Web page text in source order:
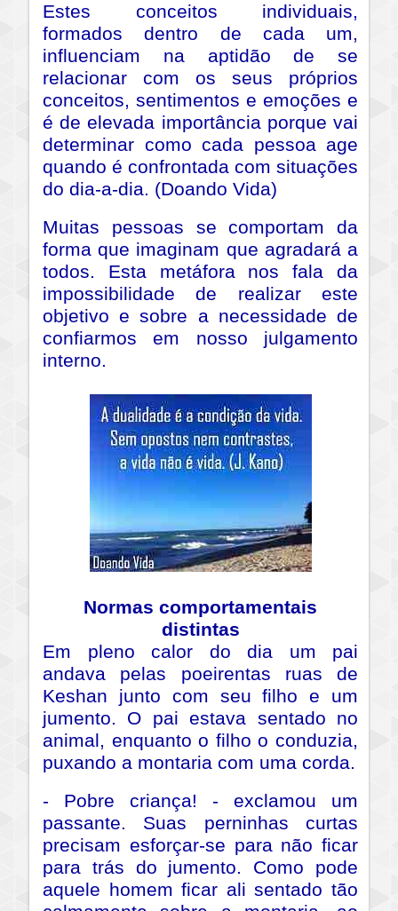
Estes conceitos individuais,
formados dentro de cada um,
influenciam na aptidão de se
relacionar com os seus próprios
conceitos, sentimentos e emoções e
é de elevada importância porque vai
determinar como cada pessoa age
quando é confrontada com situações
do dia-a-dia. (Doando Vida)
Muitas pessoas se comportam da
forma que imaginam que agradará a
todos. Esta metáfora nos fala da
impossibilidade de realizar este
objetivo e sobre a necessidade de
confiarmos em nosso julgamento
interno.
Normas comportamentais
distintas
Em pleno calor do dia um pai
andava pelas poeirentas ruas de
Keshan junto com seu filho e um
jumento. O pai estava sentado no
animal, enquanto o filho o conduzia,
puxando a montaria com uma corda.
- Pobre criança! - exclamou um
passante. Suas perninhas curtas
precisam esforçar-se para não ficar
para trás do jumento. Como pode
aquele homem ficar ali sentado tão